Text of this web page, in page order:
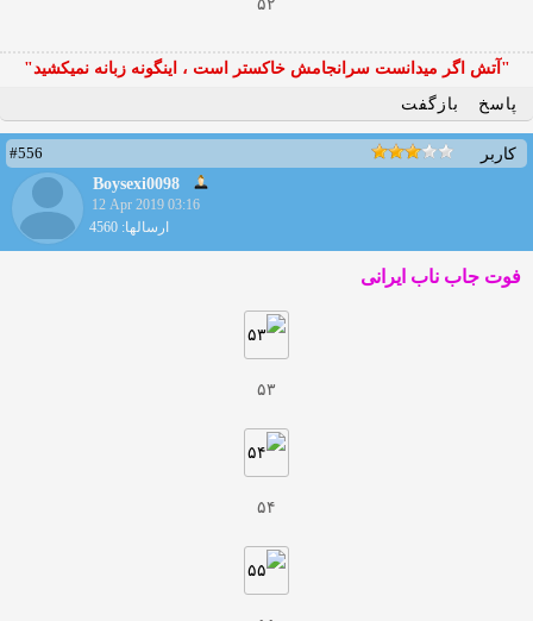
۵۲
"آتش اگر ميدانست سرانجامش خاكستر است ، اينگونه زبانه نميكشيد"
پاسخ
بازگفت
کاربر
#556
Boysexi0098
12 Apr 2019 03:16
ارسالها: 4560
فوت جاب ناب ایرانی
۵۳
۵۴